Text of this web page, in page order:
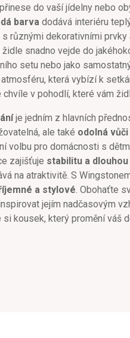
do vaší jídelny nebo
barva dodává interiéru
různými dekorativními prvky
židle snadno vejde do
setu nebo jako
která vybízí k
v pohodlí, které vám
je jedním z hlavních
ale také odolná
volbu pro domácnosti s
zajišťuje stabilitu a
na atraktivitě. S
a stylové . Obohaťte
jejím nadčasovým
si kousek, který promění váš